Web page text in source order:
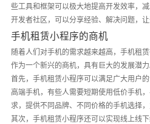
些工具和框架可以极大地提高开发效率，
开发者社区，可以分享经验、解决问题，让
手机租赁小程序的商机
随着人们对手机的需求越来越高，手机租
作为一个新兴的商机，具有巨大的发展潜力
首先，手机租赁小程序可以满足广大用户
高端手机，有些人需要短期使用低价手机
求，提供不同品牌、不同价格的手机选择，
其次，手机租赁小程序还可以实现线上线